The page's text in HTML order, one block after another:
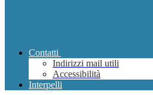
Contatti
Indirizzi mail utili
Accessibilità
Interpelli